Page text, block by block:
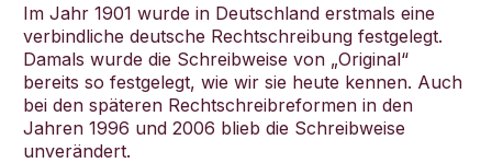
Im Jahr 1901 wurde in Deutschland erstmals eine
verbindliche deutsche Rechtschreibung festgelegt.
Damals wurde die Schreibweise von „Original“
bereits so festgelegt, wie wir sie heute kennen. Auch
bei den späteren Rechtschreibreformen in den
Jahren 1996 und 2006 blieb die Schreibweise
unverändert.